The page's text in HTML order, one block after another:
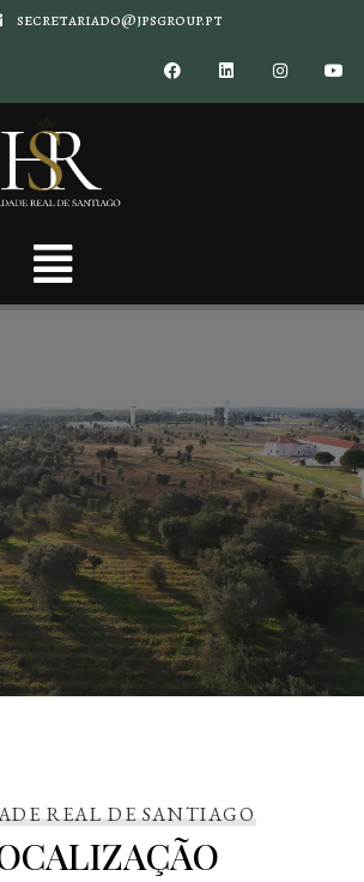
secretariado@jpsgroup.pt
REAL DE SANTIAGO